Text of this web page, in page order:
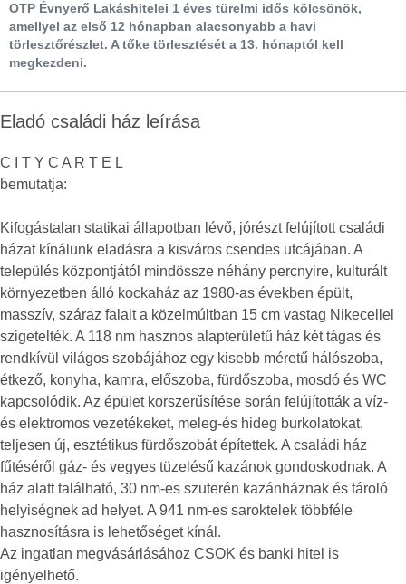
OTP Évnyerő Lakáshitelei 1 éves türelmi idős kölcsönök,
amellyel az első 12 hónapban alacsonyabb a havi
törlesztőrészlet. A tőke törlesztését a 13. hónaptól kell
megkezdeni.
Eladó családi ház leírása
C I T Y C A R T E L
bemutatja:
Kifogástalan statikai állapotban lévő, jórészt felújított családi
házat kínálunk eladásra a kisváros csendes utcájában. A
település központjától mindössze néhány percnyire, kulturált
környezetben álló kockaház az 1980-as években épült,
masszív, száraz falait a közelmúltban 15 cm vastag Nikecellel
szigetelték. A 118 nm hasznos alapterületű ház két tágas és
rendkívül világos szobájához egy kisebb méretű hálószoba,
étkező, konyha, kamra, előszoba, fürdőszoba, mosdó és WC
kapcsolódik. Az épület korszerűsítése során felújították a víz-
és elektromos vezetékeket, meleg-és hideg burkolatokat,
teljesen új, esztétikus fürdőszobát építettek. A családi ház
fűtéséről gáz- és vegyes tüzelésű kazánok gondoskodnak. A
ház alatt található, 30 nm-es szuterén kazánháznak és tároló
helyiségnek ad helyet. A 941 nm-es saroktelek többféle
hasznosításra is lehetőséget kínál.
Az ingatlan megvásárlásához CSOK és banki hitel is
igényelhető.